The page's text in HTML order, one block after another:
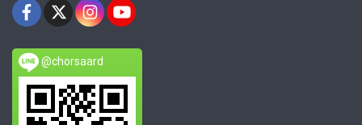
@chorsaard